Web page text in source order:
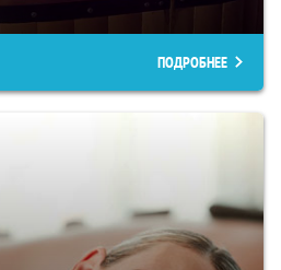
ПОДРОБНЕЕ